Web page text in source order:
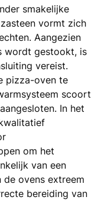
smakelijke
vormt zich
Aangezien
wordt gestookt, is
vereist.
pizza-oven te
scoort
In het
om het
van een
ovens extreem
bereiding van